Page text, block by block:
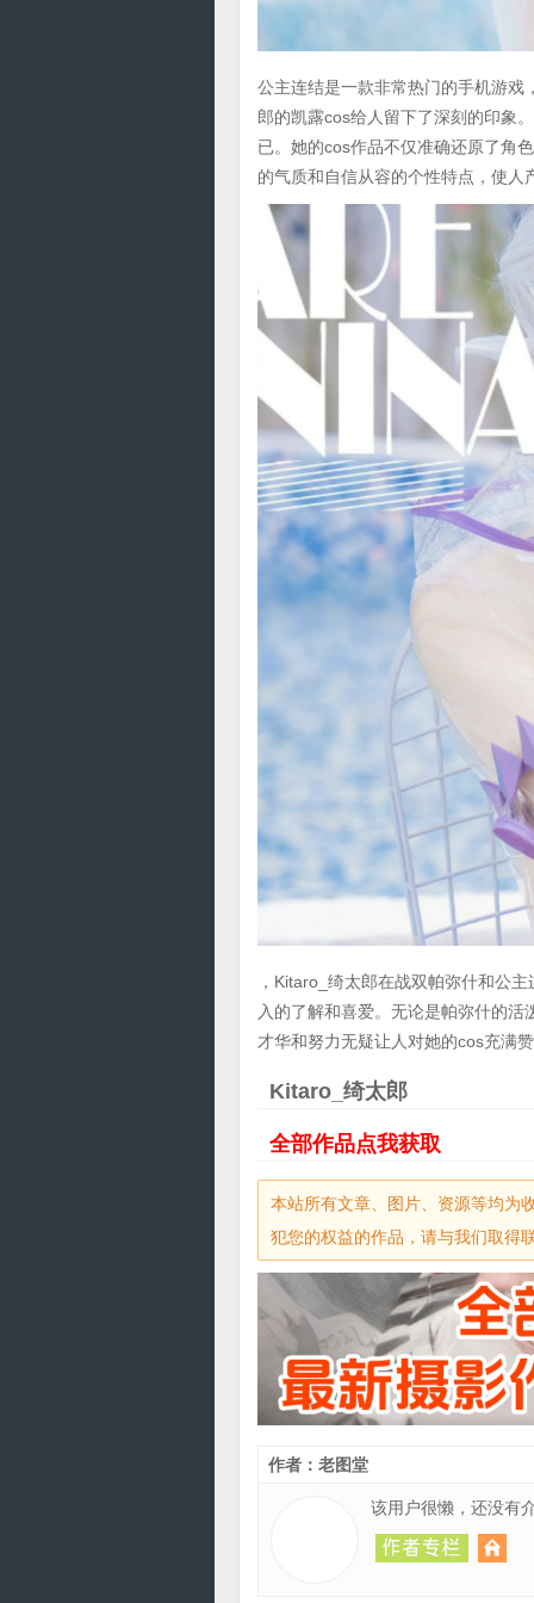
公主连结是一款非常热门的手机游
郎的凯露cos给人留下了深刻的印象
已。她的cos作品不仅准确还原了角
的气质和自信从容的个性特点，使人
，Kitaro_绮太郎在战双帕弥什和公
入的了解和喜爱。无论是帕弥什的
才华和努力无疑让人对她的cos充满
Kitaro_绮太郎
全部作品点我获取
本站所有文章、图片、资源等均为
犯您的权益的作品，请与我们取得
作者：老图堂
该用户很懒，还没有